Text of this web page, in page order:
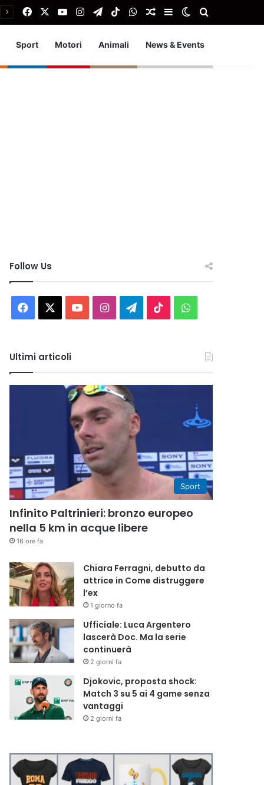
FacebookYou TubeInstagram
TelegramTikTokWhatsApp
Articolo Random
Barra laterale
Cambia aspetto
Sport Motori Animali News & Events
Follow Us
Facebook You InstagramTelegram
TikTokWhatsApp
Ultimi articoli
Sport
Infinito Paltrinieri: bronzo europeo
nella 5 km in acque libere
16 ore fa
Chiara Ferragni, debutto da
attrice in Come distruggere
l’ex
1 giorno fa
Ufficiale: Luca Argentero
lascerà Doc. Ma la serie
continuerà
2 giorni fa
Djokovic, proposta shock:
Match 3 su 5 ai 4 game senza
vantaggi
2 giorni fa